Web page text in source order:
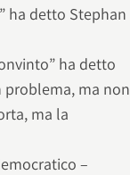
ha detto Stephan
ha detto
problema, ma non
ma la
–